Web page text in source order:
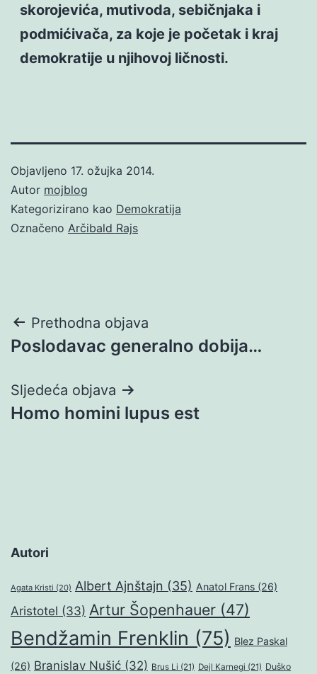
skorojevića, mutivoda, sebičnjaka i
podmićivača, za koje je početak i kraj
demokratije u njihovoj ličnosti.
Objavljeno 17. ožujka 2014.
Autor mojblog
Kategorizirano kao Demokratija
Označeno Arčibald Rajs
Navigacija
objava
Prethodna objava
Poslodavac generalno dobija…
Sljedeća objava
Homo homini lupus est
Autori
Agata Kristi (20) Albert Ajnštajn (35) Anatol Frans (26)
Aristotel (33) Artur Šopenhauer (47)
Bendžamin Frenklin (75) Blez Paskal
(26) Branislav Nušić (32) Brus Li (21) Dejl Karnegi (21) Duško